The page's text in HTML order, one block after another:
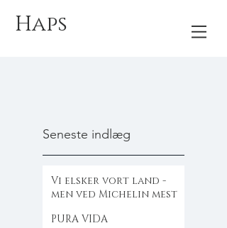
Haps
Seneste indlæg
Vi elsker vort land -
men ved Michelin mest
PURA VIDA